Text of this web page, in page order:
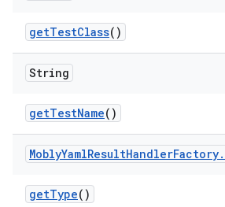
getTestClass()
String
getTestName()
MoblyYamlResultHandlerFactory.
getType()